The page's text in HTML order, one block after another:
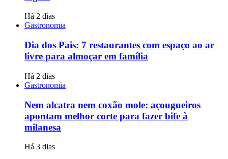
Há 2 dias
Gastronomia
Dia dos Pais: 7 restaurantes com espaço ao ar
livre para almoçar em família
Há 2 dias
Gastronomia
Nem alcatra nem coxão mole: açougueiros
apontam melhor corte para fazer bife à
milanesa
Há 3 dias